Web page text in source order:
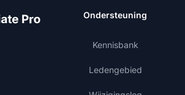
Ondersteuning
Kennisbank
Ledengebied